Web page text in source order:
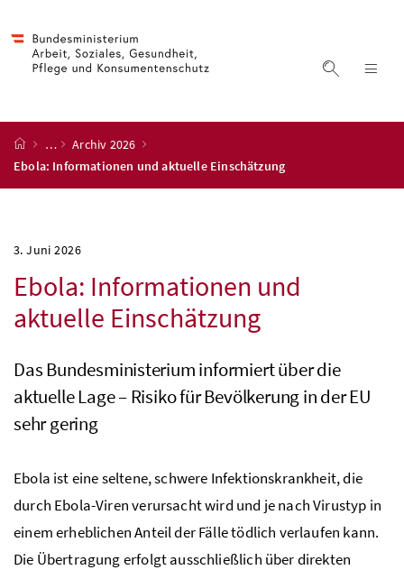
Suche
Startseite
…
Archiv 2026
Ebola: Informationen und aktuelle Einschätzung
3. Juni 2026
Ebola: Informationen und
aktuelle Einschätzung
Das Bundesministerium informiert über die
aktuelle Lage – Risiko für Bevölkerung in der EU
sehr gering
Ebola ist eine seltene, schwere Infektionskrankheit, die
durch Ebola-Viren verursacht wird und je nach Virustyp in
einem erheblichen Anteil der Fälle tödlich verlaufen kann.
Die Übertragung erfolgt ausschließlich über direkten